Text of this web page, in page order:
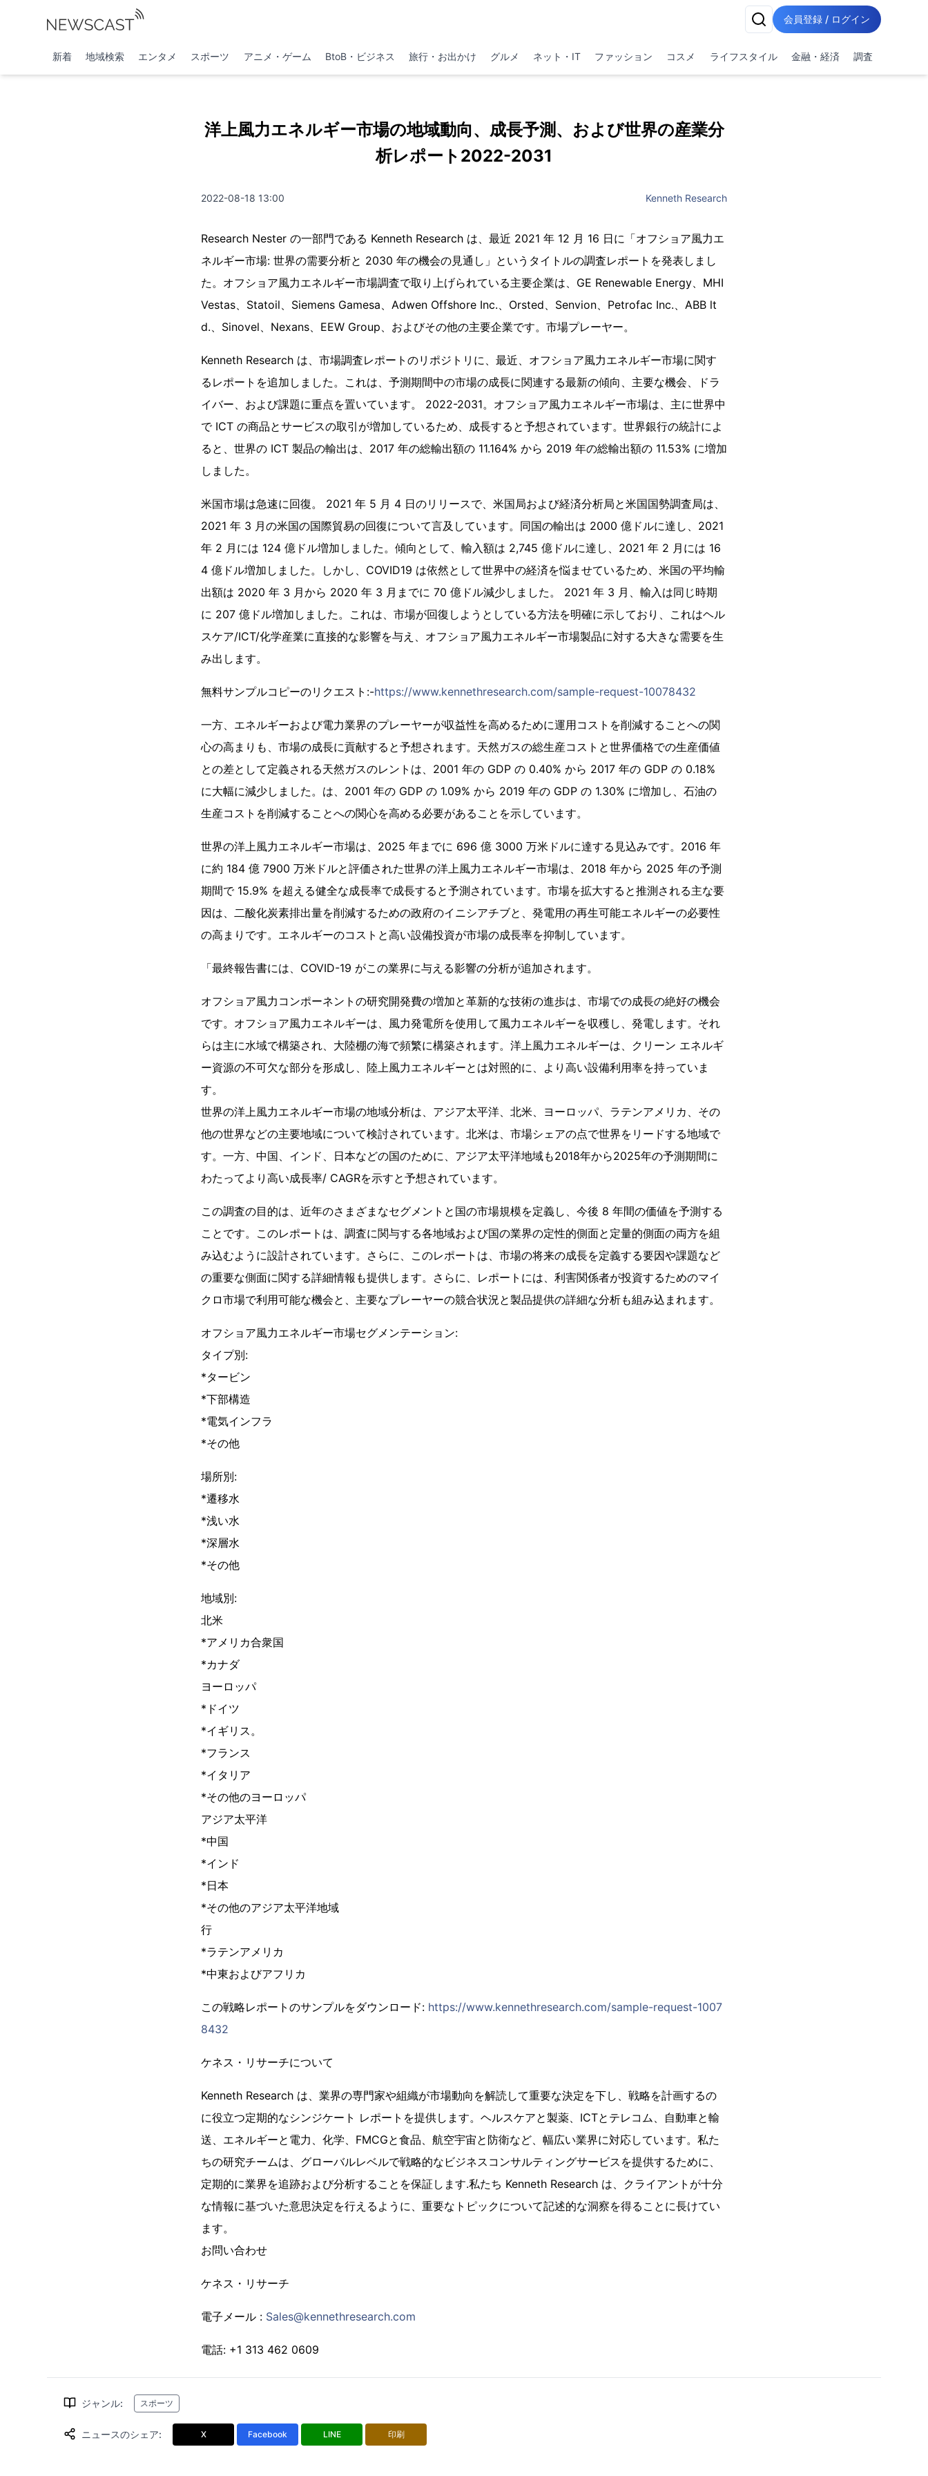
会員登録 / ログイン
新着 地域検索 エンタメ スポーツ アニメ・ゲーム BtoB・ビジネス 旅行・お出かけ グルメ ネット・IT ファッション コスメ ライフスタイル 金融・経済 調査
洋上風力エネルギー市場の地域動向、成長予測、および世界の産業分
析レポート2022-2031
2022-08-18 13:00 Kenneth Research
Research Nester の一部門である Kenneth Research は、最近 2021 年 12 月 16 日に「オフショア風力エ
ネルギー市場: 世界の需要分析と 2030 年の機会の見通し」というタイトルの調査レポートを発表しまし
た。オフショア風力エネルギー市場調査で取り上げられている主要企業は、GE Renewable Energy、MHI
Vestas、Statoil、Siemens Gamesa、Adwen Offshore Inc.、Orsted、Senvion、Petrofac Inc.、ABB lt
d.、Sinovel、Nexans、EEW Group、およびその他の主要企業です。市場プレーヤー。
Kenneth Research は、市場調査レポートのリポジトリに、最近、オフショア風力エネルギー市場に関す
るレポートを追加しました。これは、予測期間中の市場の成長に関連する最新の傾向、主要な機会、ドラ
イバー、および課題に重点を置いています。 2022-2031。オフショア風力エネルギー市場は、主に世界中
で ICT の商品とサービスの取引が増加しているため、成長すると予想されています。世界銀行の統計によ
ると、世界の ICT 製品の輸出は、2017 年の総輸出額の 11.164% から 2019 年の総輸出額の 11.53% に増加
しました。
米国市場は急速に回復。 2021 年 5 月 4 日のリリースで、米国局および経済分析局と米国国勢調査局は、
2021 年 3 月の米国の国際貿易の回復について言及しています。同国の輸出は 2000 億ドルに達し、2021
年 2 月には 124 億ドル増加しました。傾向として、輸入額は 2,745 億ドルに達し、2021 年 2 月には 16
4 億ドル増加しました。しかし、COVID19 は依然として世界中の経済を悩ませているため、米国の平均輸
出額は 2020 年 3 月から 2020 年 3 月までに 70 億ドル減少しました。 2021 年 3 月、輸入は同じ時期
に 207 億ドル増加しました。これは、市場が回復しようとしている方法を明確に示しており、これはヘル
スケア/ICT/化学産業に直接的な影響を与え、オフショア風力エネルギー市場製品に対する大きな需要を生
み出します。
無料サンプルコピーのリクエスト:-https://www.kennethresearch.com/sample-request-10078432
一方、エネルギーおよび電力業界のプレーヤーが収益性を高めるために運用コストを削減することへの関
心の高まりも、市場の成長に貢献すると予想されます。天然ガスの総生産コストと世界価格での生産価値
との差として定義される天然ガスのレントは、2001 年の GDP の 0.40% から 2017 年の GDP の 0.18%
に大幅に減少しました。は、2001 年の GDP の 1.09% から 2019 年の GDP の 1.30% に増加し、石油の
生産コストを削減することへの関心を高める必要があることを示しています。
世界の洋上風力エネルギー市場は、2025 年までに 696 億 3000 万米ドルに達する見込みです。2016 年
に約 184 億 7900 万米ドルと評価された世界の洋上風力エネルギー市場は、2018 年から 2025 年の予測
期間で 15.9% を超える健全な成長率で成長すると予測されています。市場を拡大すると推測される主な要
因は、二酸化炭素排出量を削減するための政府のイニシアチブと、発電用の再生可能エネルギーの必要性
の高まりです。エネルギーのコストと高い設備投資が市場の成長率を抑制しています。
「最終報告書には、COVID-19 がこの業界に与える影響の分析が追加されます。
オフショア風力コンポーネントの研究開発費の増加と革新的な技術の進歩は、市場での成長の絶好の機会
です。オフショア風力エネルギーは、風力発電所を使用して風力エネルギーを収穫し、発電します。それ
らは主に水域で構築され、大陸棚の海で頻繁に構築されます。洋上風力エネルギーは、クリーン エネルギ
ー資源の不可欠な部分を形成し、陸上風力エネルギーとは対照的に、より高い設備利用率を持っていま
す。
世界の洋上風力エネルギー市場の地域分析は、アジア太平洋、北米、ヨーロッパ、ラテンアメリカ、その
他の世界などの主要地域について検討されています。北米は、市場シェアの点で世界をリードする地域で
す。一方、中国、インド、日本などの国のために、アジア太平洋地域も2018年から2025年の予測期間に
わたってより高い成長率/ CAGRを示すと予想されています。
この調査の目的は、近年のさまざまなセグメントと国の市場規模を定義し、今後 8 年間の価値を予測する
ことです。このレポートは、調査に関与する各地域および国の業界の定性的側面と定量的側面の両方を組
み込むように設計されています。さらに、このレポートは、市場の将来の成長を定義する要因や課題など
の重要な側面に関する詳細情報も提供します。さらに、レポートには、利害関係者が投資するためのマイ
クロ市場で利用可能な機会と、主要なプレーヤーの競合状況と製品提供の詳細な分析も組み込まれます。
オフショア風力エネルギー市場セグメンテーション:
タイプ別:
*タービン
*下部構造
*電気インフラ
*その他
場所別:
*遷移水
*浅い水
*深層水
*その他
地域別:
北米
*アメリカ合衆国
*カナダ
ヨーロッパ
*ドイツ
*イギリス。
*フランス
*イタリア
*その他のヨーロッパ
アジア太平洋
*中国
*インド
*日本
*その他のアジア太平洋地域
行
*ラテンアメリカ
*中東およびアフリカ
この戦略レポートのサンプルをダウンロード: https://www.kennethresearch.com/sample-request-1007
8432
ケネス・リサーチについて
Kenneth Research は、業界の専門家や組織が市場動向を解読して重要な決定を下し、戦略を計画するの
に役立つ定期的なシンジケート レポートを提供します。ヘルスケアと製薬、ICTとテレコム、自動車と輸
送、エネルギーと電力、化学、FMCGと食品、航空宇宙と防衛など、幅広い業界に対応しています。私た
ちの研究チームは、グローバルレベルで戦略的なビジネスコンサルティングサービスを提供するために、
定期的に業界を追跡および分析することを保証します.私たち Kenneth Research は、クライアントが十分
な情報に基づいた意思決定を行えるように、重要なトピックについて記述的な洞察を得ることに長けてい
ます。
お問い合わせ
ケネス・リサーチ
電子メール : Sales@kennethresearch.com
電話: +1 313 462 0609
ジャンル: スポーツ
ニュースのシェア: X Facebook LINE 印刷